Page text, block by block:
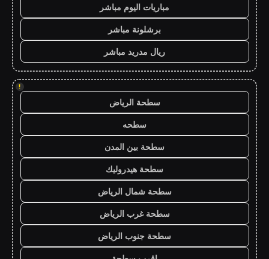
مباريات اليوم مباشر
برشلونة مباشر
ريال مدريد مباشر
!
سطحة الرياض
سطحه
سطحة بين المدن
سطحة هيدروليك
سطحة شمال الرياض
سطحة غرب الرياض
سطحة جنوب الرياض